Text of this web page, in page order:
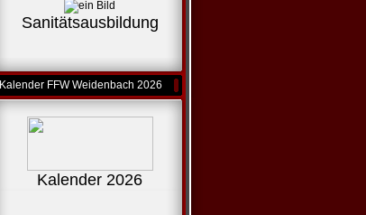
Sanitätsausbildung
Kalender FFW Weidenbach 2026
Kalender 2026